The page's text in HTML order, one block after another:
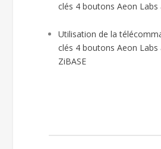
clés 4 boutons Aeon Labs
Utilisation de la
clés 4 boutons Aeon Labs
ZiBASE